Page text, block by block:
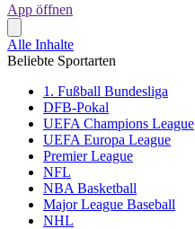
App öffnen
Alle Inhalte
Beliebte Sportarten
1. Fußball Bundesliga
DFB-Pokal
UEFA Champions League
UEFA Europa League
Premier League
NFL
NBA Basketball
Major League Baseball
NHL